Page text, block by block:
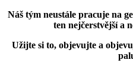
Náš tým neustále pracuje na
ten nejčerstvější a
Užijte si to, objevujte a